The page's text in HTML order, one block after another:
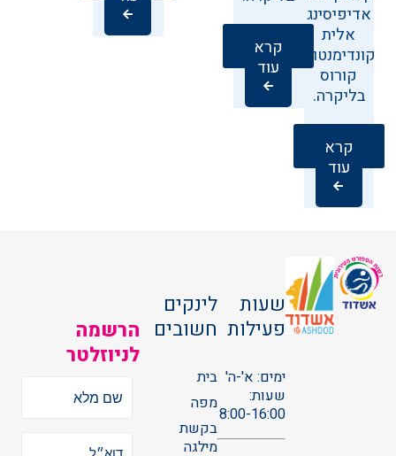
אדיפיסינג
אלית
קונדימנטום
קורוס
בליקרה.
קרא
עוד
קרא
עוד
שעות
פעילות
ימים: א'-ה'
שעות:
8:00-16:00
לינקים
חשובים
בית
מפה
בקשת
מילגה
הרשמה
לניוזלטר